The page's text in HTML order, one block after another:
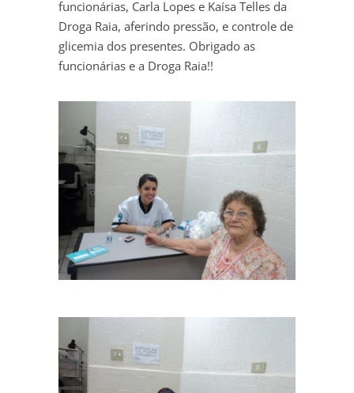
funcionárias, Carla Lopes e Kaísa Telles da
Droga Raia, aferindo pressão, e controle de
glicemia dos presentes. Obrigado as
funcionárias e a Droga Raia!!